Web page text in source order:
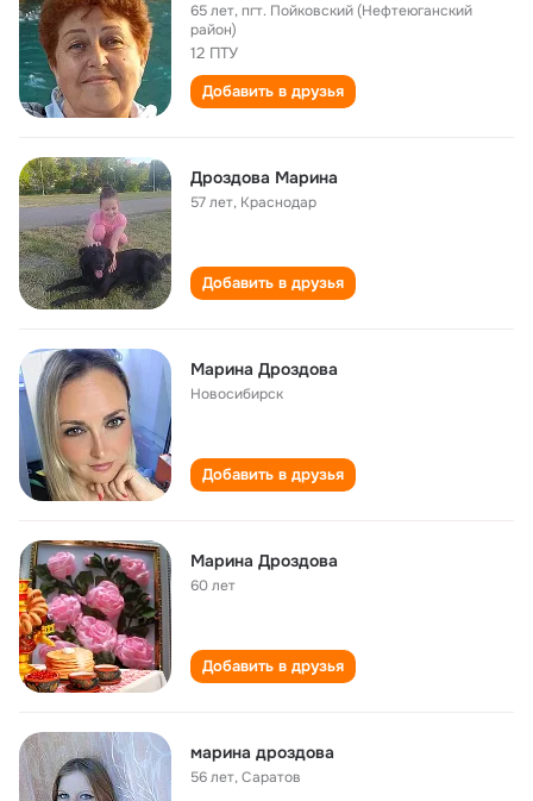
65 лет,пгт. Пойковский (Нефтеюганский
район)
12 ПТУ
Добавить в друзья
Дроздова Марина
57 лет, Краснодар
Добавить в друзья
Марина Дроздова
Новосибирск
Добавить в друзья
Марина Дроздова
60 лет
Добавить в друзья
марина дроздова
56 лет,Саратов